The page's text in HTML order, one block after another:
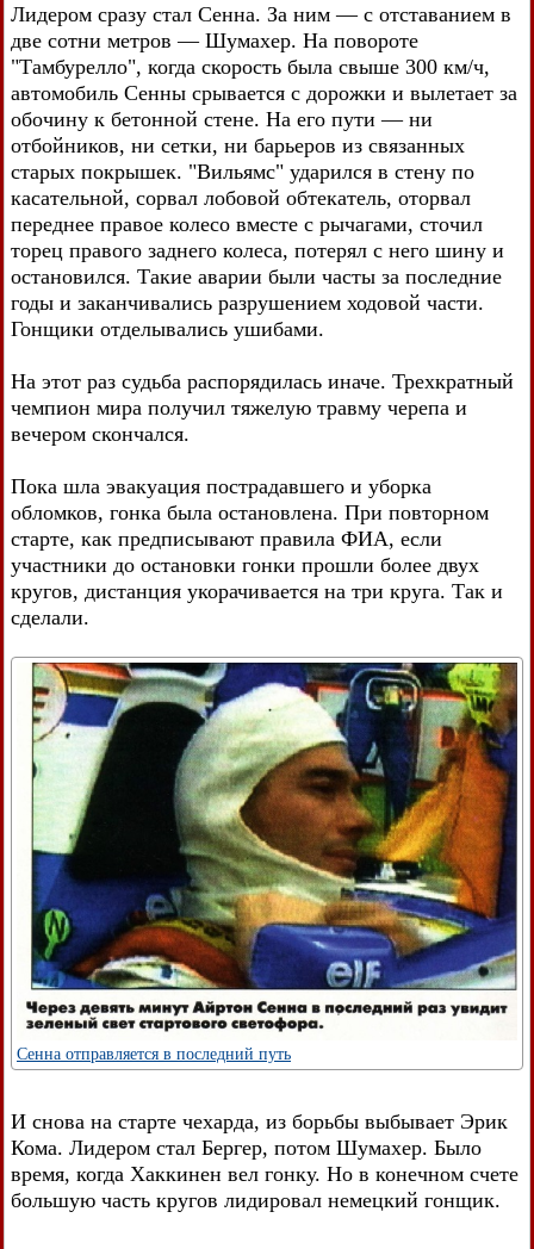
Лидером сразу стал Сенна. За ним — с отставанием в
две сотни метров — Шумахер. На повороте
"Тамбурелло", когда скорость была свыше 300 км/ч,
автомобиль Сенны срывается с дорожки и вылетает за
обочину к бетонной стене. На его пути — ни
отбойников, ни сетки, ни барьеров из связанных
старых покрышек. "Вильямс" ударился в стену по
касательной, сорвал лобовой обтекатель, оторвал
переднее правое колесо вместе с рычагами, сточил
торец правого заднего колеса, потерял с него шину и
остановился. Такие аварии были часты за последние
годы и заканчивались разрушением ходовой части.
Гонщики отделывались ушибами.
На этот раз судьба распорядилась иначе. Трехкратный
чемпион мира получил тяжелую травму черепа и
вечером скончался.
Пока шла эвакуация пострадавшего и уборка
обломков, гонка была остановлена. При повторном
старте, как предписывают правила ФИА, если
участники до остановки гонки прошли более двух
кругов, дистанция укорачивается на три круга. Так и
сделали.
Сенна отправляется в последний путь
И снова на старте чехарда, из борьбы выбывает Эрик
Кома. Лидером стал Бергер, потом Шумахер. Было
время, когда Хаккинен вел гонку. Но в конечном счете
большую часть кругов лидировал немецкий гонщик.